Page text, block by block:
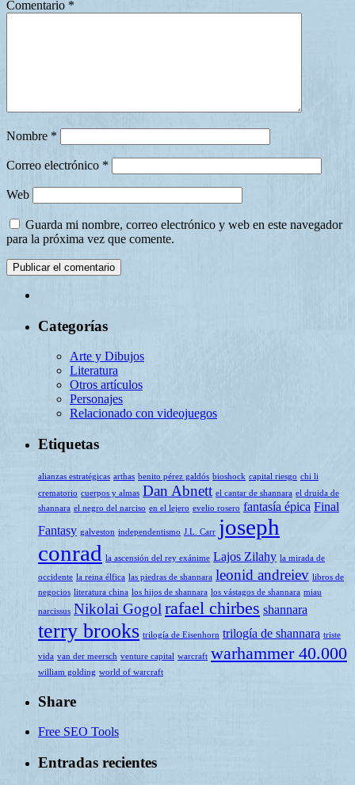
Comentario *
Nombre *
Correo electrónico *
Web
Guarda mi nombre, correo electrónico y web en este navegador
para la próxima vez que comente.
Categorías
Arte y Dibujos
Literatura
Otros artículos
Personajes
Relacionado con videojuegos
Etiquetas
alianzas estratégicas arthas benito pérez galdós bioshock capital riesgo chi li
crematorio cuerpos y almas Dan Abnett el cantar de shannara el druida de
shannara el negro del narciso en el lejero evelio rosero fantasía épica Final
Fantasy galveston independentismo J.L. Carr joseph
conrad la ascensión del rey exánime Lajos Zilahy la mirada de
occidente la reina élfica las piedras de shannara leonid andreiev libros de
negocios literatura china los hijos de shannara los vástagos de shannara miau
narcissus Nikolai Gogol rafael chirbes shannara
terry brooks trilogía de Eisenhorn trilogía de shannara triste
vida van der meersch venture capital warcraft warhammer 40.000
william golding world of warcraft
Share
Free SEO Tools
Entradas recientes